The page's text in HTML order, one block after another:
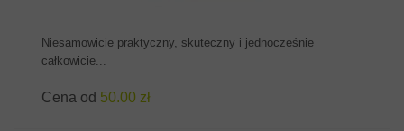
Niesamowicie praktyczny, skuteczny i jednocześnie
całkowicie...
Cena od 50.00 zł